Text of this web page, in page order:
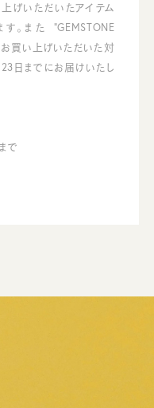
げいただいたアイテム
。また “GEMSTONE
買い上げいただいた対
日までにお届けいたし
で